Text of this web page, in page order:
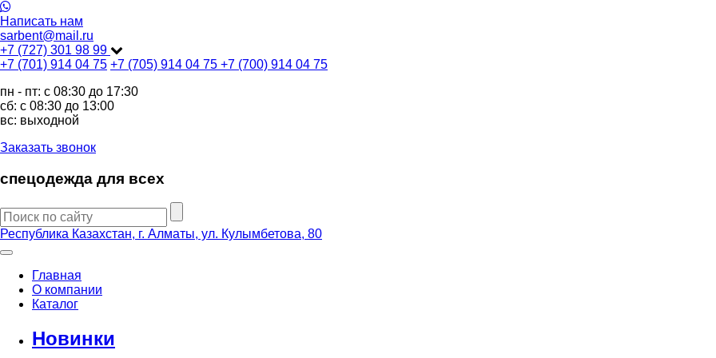
Написать нам
sarbent@mail.ru
+7 (727) 301 98 99
+7 (701) 914 04 75 +7 (705) 914 04 75 +7 (700) 914 04 75
пн - пт: c 08:30 до 17:30
сб: c 08:30 до 13:00
вс: выходной
Заказать звонок
спецодежда для всех
Республика Казахстан, г. Алматы, ул. Кулымбетова, 80
Главная
О компании
Каталог
Новинки